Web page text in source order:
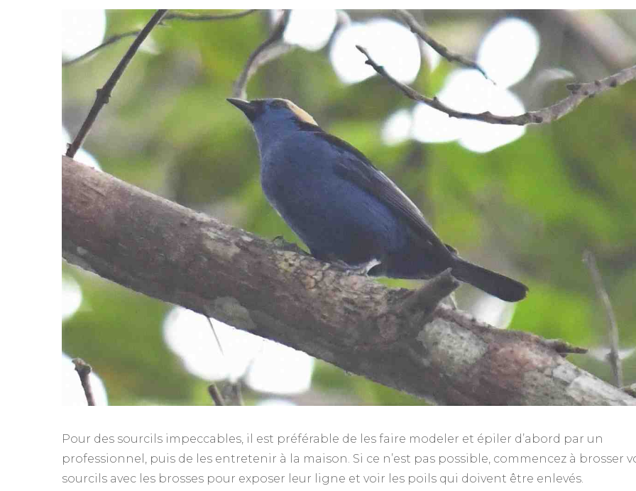
Pour des sourcils impeccables, il est préférable de les faire modeler et épiler d’abord par un
professionnel, puis de les entretenir à la maison. Si ce n’est pas possible, commencez à brosser
sourcils avec les brosses pour exposer leur ligne et voir les poils qui doivent être enlevés.